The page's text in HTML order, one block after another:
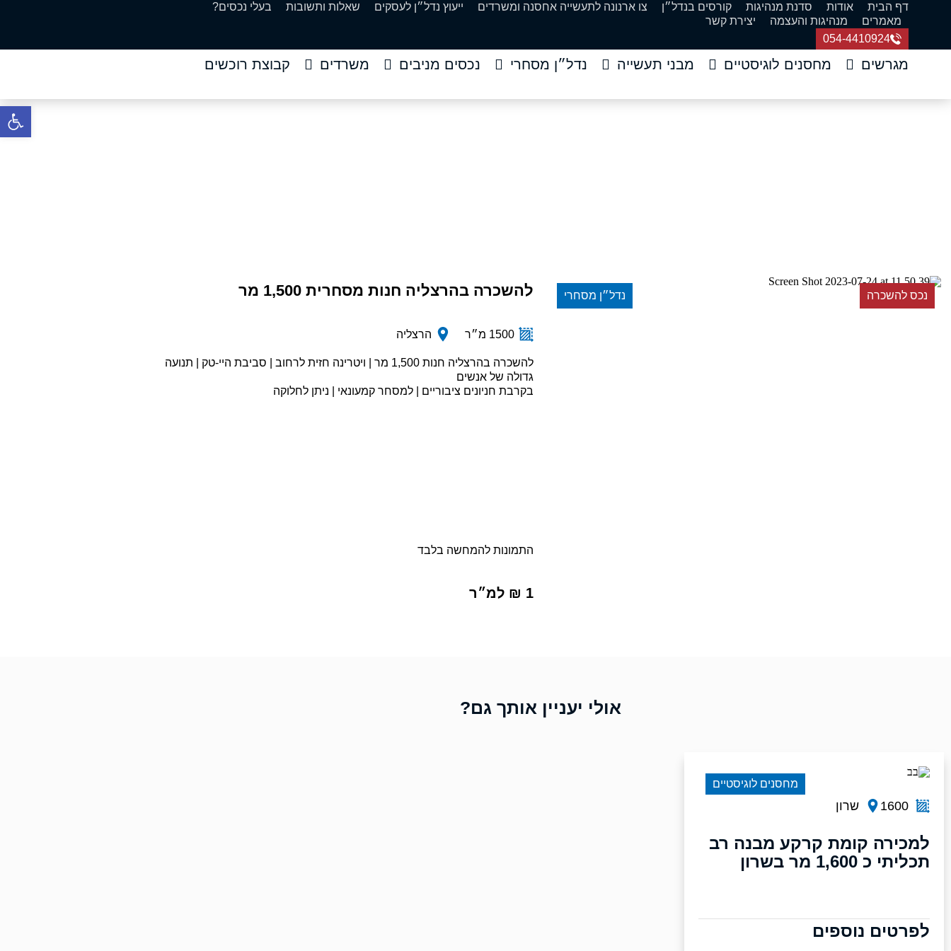
דף הבית אודות סדנת מנהיגות קורסים בנדל״ן צו ארנונה לתעשייה אחסנה ומשרדים ייעוץ נדל״ן לעסקים שאלות ותשובות
בעלי נכסים?
מאמרים
מנהיגות והעצמה
יצירת קשר
054-4410924
מגרשים מחסנים לוגיסטיים מבני תעשייה נדל״ן מסחרי נכסים מניבים משרדים קבוצת רוכשים
נדל״ן מסחרי נכס להשכרה להשכרה בהרצליה חנות מסחרית 1,500 מר
1500 מ״ר הרצליה
להשכרה בהרצליה חנות 1,500 מר | ויטרינה חזית לרחוב | סביבת היי-טק | תנועה
גדולה של אנשים
בקרבת חניונים ציבוריים | למסחר קמעונאי | ניתן לחלוקה
התמונות להמחשה בלבד
1 ₪ למ״ר
אולי יעניין אותך גם?
1600 שרון
למכירה קומת קרקע מבנה רב
תכליתי כ 1,600 מר בשרון
לפרטים נוספים
מחסנים לוגיסטיים
פתח